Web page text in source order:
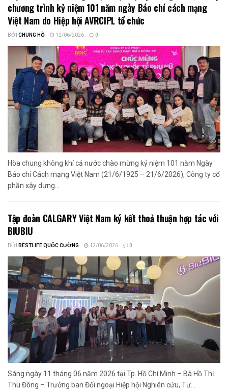
chương trình kỷ niệm 101 năm ngày Báo chí cách mạng
Việt Nam do Hiệp hội AVRCIPL tổ chức
BỞI CHUNG HỒ 12/06/2026 0
Hòa chung không khí cả nước chào mừng kỷ niệm 101 năm Ngày
Báo chí Cách mạng Việt Nam (21/6/1925 – 21/6/2026), Công ty cổ
phần xây dựng...
Tập đoàn CALGARY Việt Nam ký kết thoả thuận hợp tác với
BIUBIU
BỞI BESTLIFE QUỐC CƯỜNG 12/06/2026 0
Sáng ngày 11 tháng 06 năm 2026 tại Tp. Hồ Chí Minh – Bà Hồ Thị
Thu Đông – Trưởng ban Đối ngoại Hiệp hội Nghiên cứu, Tư...